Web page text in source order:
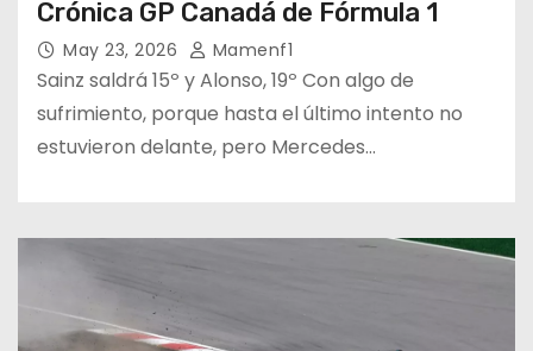
Crónica GP Canadá de Fórmula 1
May 23, 2026 Mamenf1
Sainz saldrá 15º y Alonso, 19º Con algo de
sufrimiento, porque hasta el último intento no
estuvieron delante, pero Mercedes…